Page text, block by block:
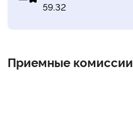
59.32
Приемные комиссии